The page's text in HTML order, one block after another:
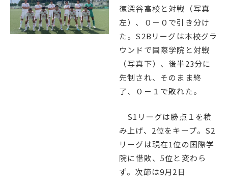
アクセス
お問い合わせ
English
プライバシーポリシー
徳深谷高校と対戦（写真
左）、０－０で引き分け
た。S2Bリーグは本校グラ
ウンドで国際学院と対戦
（写真下）、後半23分に
先制され、そのまま終
了、０－１で敗れた。
S1リーグは勝点１を積
み上げ、2位をキープ。S2
リーグは現在1位の国際学
院に惜敗、5位と変わら
ず。次節は9月2日